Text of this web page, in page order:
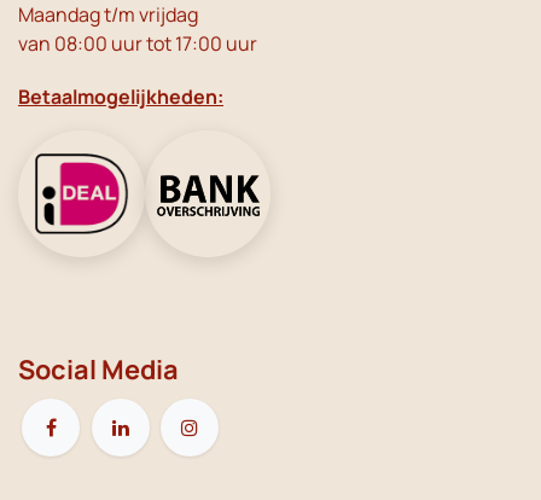
Maandag t/m vrijdag
van 08:00 uur tot 17:00 uur
Betaalmogelijkheden:
Social Media